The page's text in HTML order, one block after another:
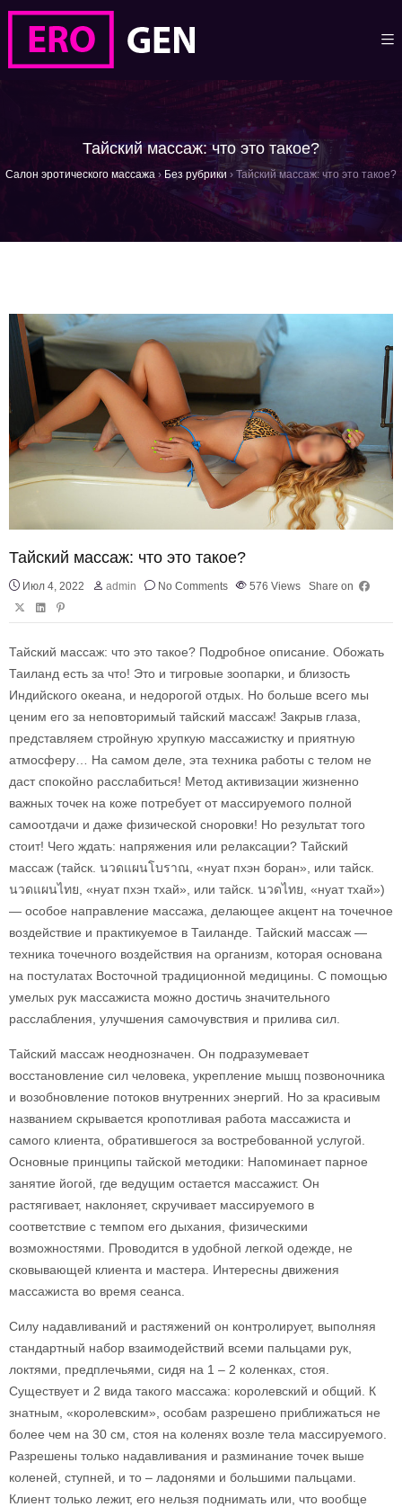
Тайский массаж: что это такое?
Салон эротического массажа › Без рубрики › Тайский массаж: что это такое?
Тайский массаж: что это такое?
Июл 4, 2022 admin No Comments 576 Views Share on
Тайский массаж: что это такое? Подробное описание. Обожать
Таиланд есть за что! Это и тигровые зоопарки, и близость
Индийского океана, и недорогой отдых. Но больше всего мы
ценим его за неповторимый тайский массаж! Закрыв глаза,
представляем стройную хрупкую массажистку и приятную
атмосферу… На самом деле, эта техника работы с телом не
даст спокойно расслабиться! Метод активизации жизненно
важных точек на коже потребует от массируемого полной
самоотдачи и даже физической сноровки! Но результат того
стоит! Чего ждать: напряжения или релаксации? Тайский
массаж (тайск. นวดแผนโบราณ, «нуат пхэн боран», или тайск.
นวดแผนไทย, «нуат пхэн тхай», или тайск. นวดไทย, «нуат тхай»)
— особое направление массажа, делающее акцент на точечное
воздействие и практикуемое в Таиланде. Тайский массаж —
техника точечного воздействия на организм, которая основана
на постулатах Восточной традиционной медицины. С помощью
умелых рук массажиста можно достичь значительного
расслабления, улучшения самочувствия и прилива сил.
Тайский массаж неоднозначен. Он подразумевает
восстановление сил человека, укрепление мышц позвоночника
и возобновление потоков внутренних энергий. Но за красивым
названием скрывается кропотливая работа массажиста и
самого клиента, обратившегося за востребованной услугой.
Основные принципы тайской методики: Напоминает парное
занятие йогой, где ведущим остается массажист. Он
растягивает, наклоняет, скручивает массируемого в
соответствие с темпом его дыхания, физическими
возможностями. Проводится в удобной легкой одежде, не
сковывающей клиента и мастера. Интересны движения
массажиста во время сеанса.
Силу надавливаний и растяжений он контролирует, выполняя
стандартный набор взаимодействий всеми пальцами рук,
локтями, предплечьями, сидя на 1 – 2 коленках, стоя.
Существует и 2 вида такого массажа: королевский и общий. К
знатным, «королевским», особам разрешено приближаться не
более чем на 30 см, стоя на коленях возле тела массируемого.
Разрешены только надавливания и разминание точек выше
коленей, ступней, и то – ладонями и большими пальцами.
Клиент только лежит, его нельзя поднимать или, что вообще